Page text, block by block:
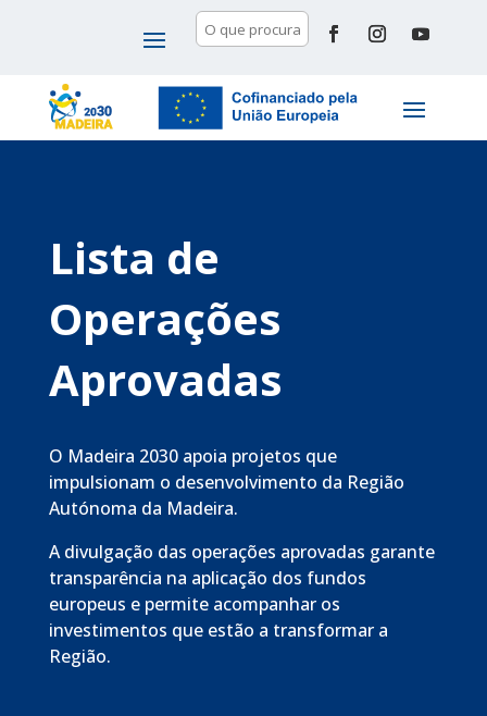
Lista de
Operações
Aprovadas
O Madeira 2030 apoia projetos que
impulsionam o desenvolvimento da Região
Autónoma da Madeira.
A divulgação das operações aprovadas garante
transparência na aplicação dos fundos
europeus e permite acompanhar os
investimentos que estão a transformar a
Região.